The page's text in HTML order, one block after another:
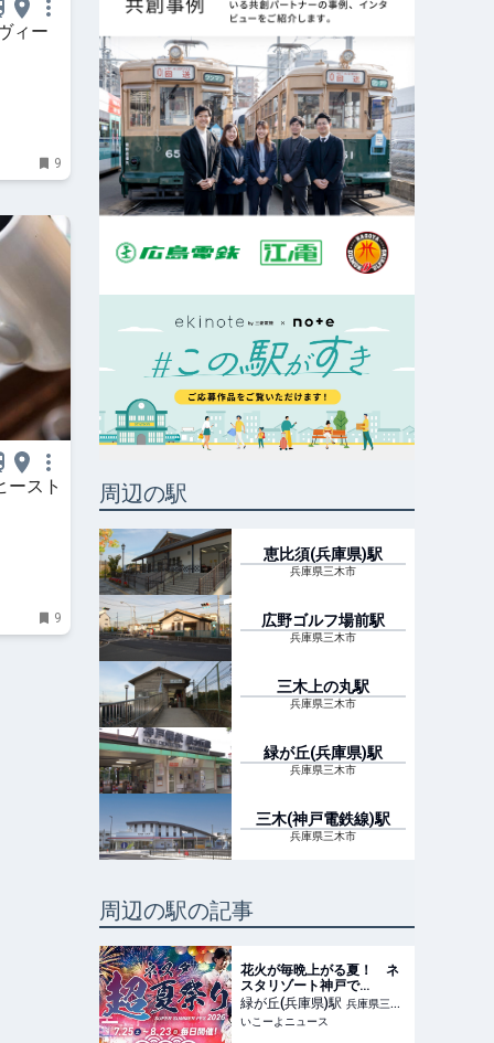
ィー
9
スト
9
周辺の駅
恵比須(兵庫県)駅
兵庫県三木市
広野ゴルフ場前駅
兵庫県三木市
三木上の丸駅
兵庫県三木市
緑が丘(兵庫県)駅
兵庫県三木市
三木(神戸電鉄線)駅
兵庫県三木市
周辺の駅の記事
花火が毎晩上がる夏！ ネ
スタリゾート神戸で
「"超"夏祭り2026」30日間
連続開催
緑が丘(兵庫県)駅 兵庫県三木
市
いこーよニュース